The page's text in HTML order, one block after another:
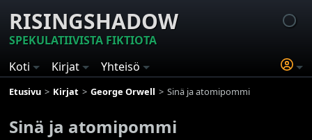
RISINGSHADOW
SPEKULATIIVISTA FIKTIOTA
Koti
Kirjat Yhteisö
Etusivu Kirjat George Orwell Sinä ja atomipommi
Sinä ja atomipommi